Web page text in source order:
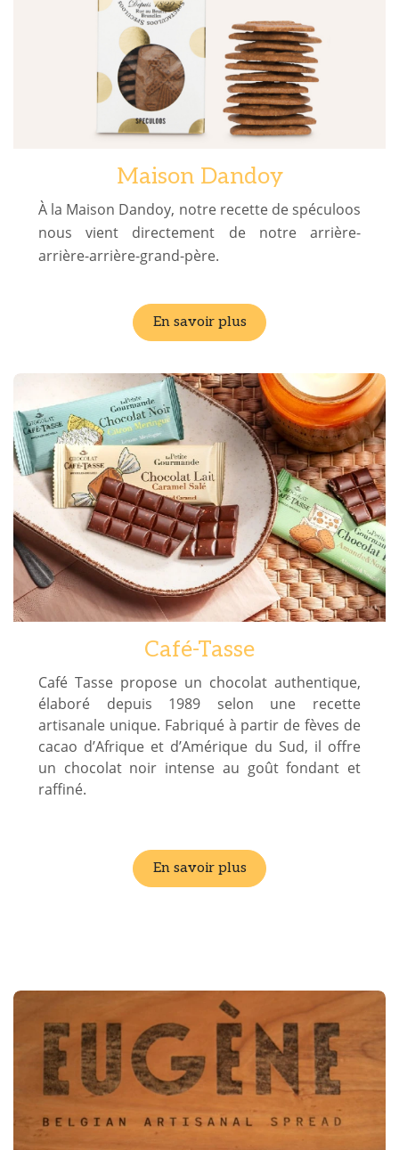
Maison Dandoy
À la Maison Dandoy, notre recette de spéculoos
nous vient directement de notre arrière-
arrière-arrière-grand-père.
En savoir plus
Café-Tasse
Café Tasse propose un chocolat authentique,
élaboré depuis 1989 selon une recette
artisanale unique. Fabriqué à partir de fèves de
cacao d’Afrique et d’Amérique du Sud, il offre
un chocolat noir intense au goût fondant et
raffiné.
En savoir plus